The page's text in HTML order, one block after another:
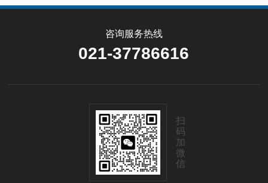
咨询服务热线
021-37786616
扫
码
加
微
信